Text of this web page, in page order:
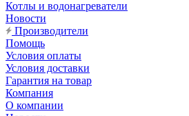
Котлы и водонагреватели
Новости
Производители
Помощь
Условия оплаты
Условия доставки
Гарантия на товар
Компания
О компании